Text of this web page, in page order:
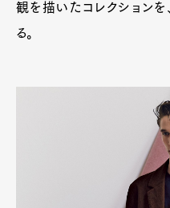
観を描いたコレクションを
る。